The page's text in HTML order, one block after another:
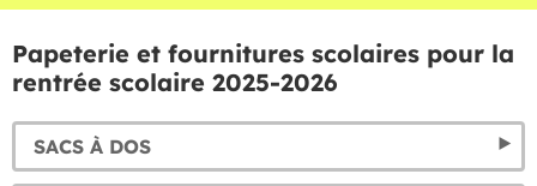
Papeterie et fournitures scolaires pour la
rentrée scolaire 2025-2026
SACS À DOS